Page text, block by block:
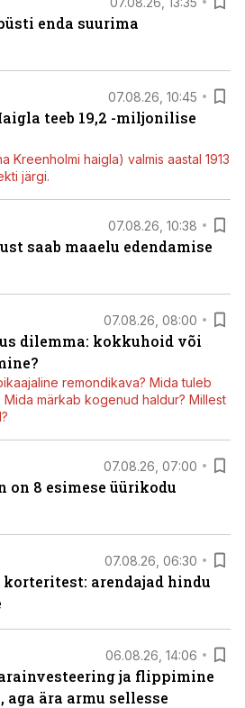
enda suurima
07.08.26, 10:45
teeb 19,2 -miljonilise
Kreenholmi haigla) valmis aastal 1913
järgi.
07.08.26, 10:38
saab maaelu edendamise
07.08.26, 08:00
dilemma: kokkuhoid või
remondikava? Mida tuleb
märkab kogenud haldur? Millest
07.08.26, 07:00
on 8 esimese üürikodu
07.08.26, 06:30
arendajad hindu
06.08.26, 14:06
ja flippimine
ära armu sellesse